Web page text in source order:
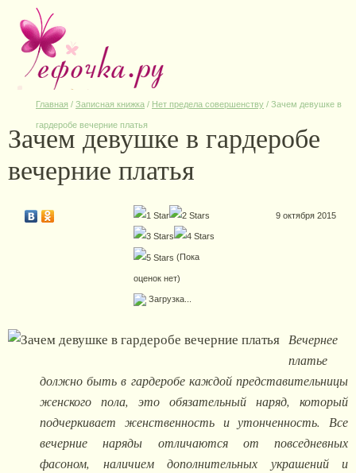
Главная / Записная книжка / Нет предела совершенству / Зачем девушке в
гардеробе вечерние платья
Зачем девушке в гардеробе
вечерние платья
(Пока
оценок нет)
Загрузка...
9 октября 2015
Вечернее
платье
должно быть в гардеробе каждой представительницы
женского пола, это обязательный наряд, который
подчеркивает женственность и утонченность. Все
вечерние наряды отличаются от повседневных
фасоном, наличием дополнительных украшений и